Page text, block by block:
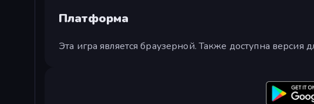
Платформа
Эта игра является браузерной. Также доступна версия